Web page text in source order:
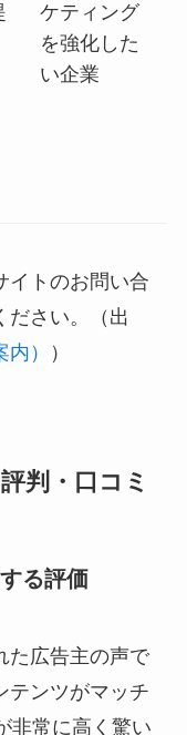
ケティング
を強化した
い企業
イトのお問い合
ださい。（出
） ）
判・口コミ
る評価
た広告主の声で
テンツがマッチ
非常に高く驚い